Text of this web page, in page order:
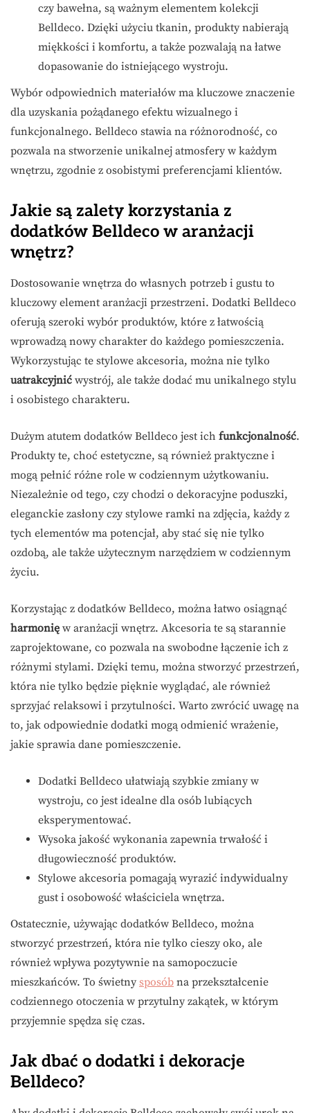
czy bawełna, są ważnym elementem kolekcji
Belldeco. Dzięki użyciu tkanin, produkty nabierają
miękkości i komfortu, a także pozwalają na łatwe
dopasowanie do istniejącego wystroju.
Wybór odpowiednich materiałów ma kluczowe znaczenie
dla uzyskania pożądanego efektu wizualnego i
funkcjonalnego. Belldeco stawia na różnorodność, co
pozwala na stworzenie unikalnej atmosfery w każdym
wnętrzu, zgodnie z osobistymi preferencjami klientów.
Jakie są zalety korzystania z
dodatków Belldeco w aranżacji
wnętrz?
Dostosowanie wnętrza do własnych potrzeb i gustu to
kluczowy element aranżacji przestrzeni. Dodatki Belldeco
oferują szeroki wybór produktów, które z łatwością
wprowadzą nowy charakter do każdego pomieszczenia.
Wykorzystując te stylowe akcesoria, można nie tylko
uatrakcyjnić wystrój, ale także dodać mu unikalnego stylu
i osobistego charakteru.
Dużym atutem dodatków Belldeco jest ich funkcjonalność.
Produkty te, choć estetyczne, są również praktyczne i
mogą pełnić różne role w codziennym użytkowaniu.
Niezależnie od tego, czy chodzi o dekoracyjne poduszki,
eleganckie zasłony czy stylowe ramki na zdjęcia, każdy z
tych elementów ma potencjał, aby stać się nie tylko
ozdobą, ale także użytecznym narzędziem w codziennym
życiu.
Korzystając z dodatków Belldeco, można łatwo osiągnąć
harmonię w aranżacji wnętrz. Akcesoria te są starannie
zaprojektowane, co pozwala na swobodne łączenie ich z
różnymi stylami. Dzięki temu, można stworzyć przestrzeń,
która nie tylko będzie pięknie wyglądać, ale również
sprzyjać relaksowi i przytulności. Warto zwrócić uwagę na
to, jak odpowiednie dodatki mogą odmienić wrażenie,
jakie sprawia dane pomieszczenie.
Dodatki Belldeco ułatwiają szybkie zmiany w
wystroju, co jest idealne dla osób lubiących
eksperymentować.
Wysoka jakość wykonania zapewnia trwałość i
długowieczność produktów.
Stylowe akcesoria pomagają wyrazić indywidualny
gust i osobowość właściciela wnętrza.
Ostatecznie, używając dodatków Belldeco, można
stworzyć przestrzeń, która nie tylko cieszy oko, ale
również wpływa pozytywnie na samopoczucie
mieszkańców. To świetny sposób na przekształcenie
codziennego otoczenia w przytulny zakątek, w którym
przyjemnie spędza się czas.
Jak dbać o dodatki i dekoracje
Belldeco?